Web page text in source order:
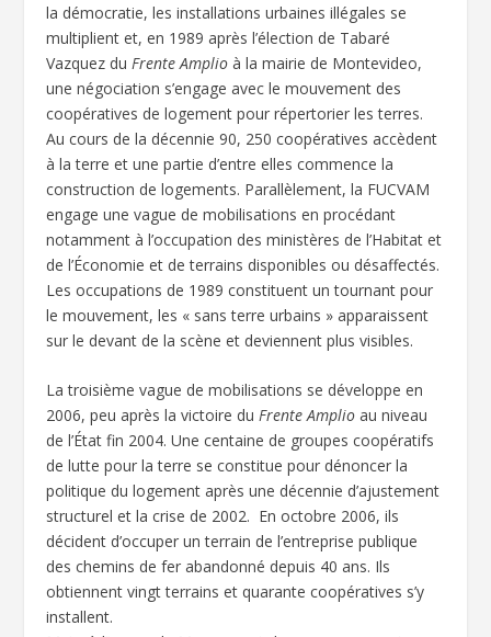
la démocratie, les installations urbaines illégales se
multiplient et, en 1989 après l’élection de Tabaré
Vazquez du Frente Amplio à la mairie de Montevideo,
une négociation s’engage avec le mouvement des
coopératives de logement pour répertorier les terres.
Au cours de la décennie 90, 250 coopératives accèdent
à la terre et une partie d’entre elles commence la
construction de logements. Parallèlement, la FUCVAM
engage une vague de mobilisations en procédant
notamment à l’occupation des ministères de l’Habitat et
de l’Économie et de terrains disponibles ou désaffectés.
Les occupations de 1989 constituent un tournant pour
le mouvement, les « sans terre urbains » apparaissent
sur le devant de la scène et deviennent plus visibles.
La troisième vague de mobilisations se développe en
2006, peu après la victoire duFrente Amplio au niveau
de l’État fin 2004. Une centaine de groupes coopératifs
de lutte pour la terre se constitue pour dénoncer la
politique du logement après une décennie d’ajustement
structurel et la crise de 2002. En octobre 2006, ils
décident d’occuper un terrain de l’entreprise publique
des chemins de fer abandonné depuis 40 ans. Ils
obtiennent vingt terrains et quarante coopératives s’y
installent.